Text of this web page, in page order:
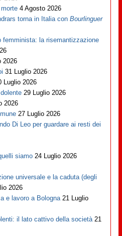
4 Agosto 2026
torna in Italia conBourlinguer
femminista: la risemantizzazione
2026
31 Luglio 2026
Luglio 2026
29 Luglio 2026
2026
27 Luglio 2026
Di Leo per guardare ai resti dei
siamo 24 Luglio 2026
universale e la caduta (degli
2026
e lavoro a Bologna 21 Luglio
il lato cattivo della società 21